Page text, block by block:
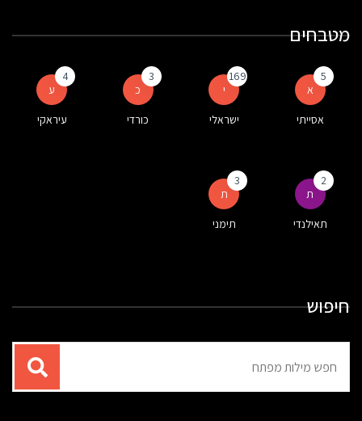
מטבחים
א
5
אסייתי
י
169
ישראלי
כ
3
כורדי
ע
4
עיראקי
ת
2
תאילנדי
ת
3
תימני
חיפוש
עבור